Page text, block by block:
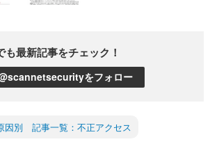
も最新記事をチェック！
をフォロー
別 記事一覧：不正アクセス